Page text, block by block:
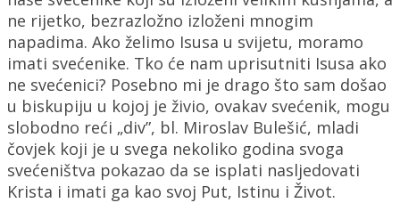
ne rijetko, bezrazložno izloženi mnogim
napadima. Ako želimo Isusa u svijetu, moramo
imati svećenike. Tko će nam uprisutniti Isusa ako
ne svećenici? Posebno mi je drago što sam došao
u biskupiju u kojoj je živio, ovakav svećenik, mogu
slobodno reći „div”, bl. Miroslav Bulešić, mladi
čovjek koji je u svega nekoliko godina svoga
svećeništva pokazao da se isplati nasljedovati
Krista i imati ga kao svoj Put, Istinu i Život.